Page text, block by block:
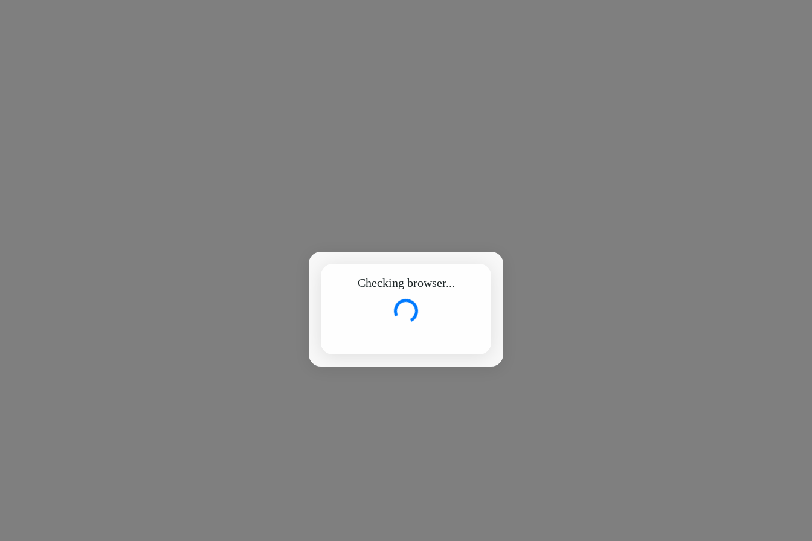
Checking browser...